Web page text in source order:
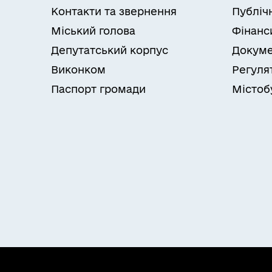
Контакти та звернення
Міський голова
Депутатський корпус
Виконком
Паспорт громади